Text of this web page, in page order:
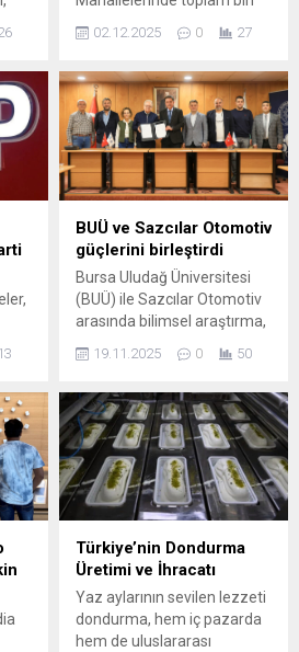
6
570 metrekarelik alana
kurulu 3 iş yerini yıkarak,
Nilüfer Belediyesi, kent
estetiğini bozan kaçak
yapılarla mücadelesini
tavizsiz sürdürüyor. Saha
çalışmalarının yanı sıra
vatandaş ihbarlarını
değerlendiren ekipler, yasal
süreçler kapsamındaki
yaptırımları tavizsiz
uyguluyor. ​Kaçak olduğu
tespit edilen ve...
02.12.2025 0 27
BUÜ ve Sazcılar Otomotiv
güçlerini birleştirdi
Bursa Uludağ Üniversitesi
(BUÜ) ile Sazcılar Otomotiv
arasında bilimsel araştırma,
alanlarında ortak çalışmalar
tanıyacak bir işbirliği
protokolü imzalandı.
Rektörlük B Salonu’nda
gerçekleştirilen törene;
Rektör Yardımcısı Prof. Dr.
İrfan Kırıştıoğlu, Mühendislik
Fakültesi Dekanı Prof. Dr.
Adem Akpınar, Sazcılar
Başkanı Hüseyin Sazcılar,
Makine Mühendisliği...
19.11.2025 0 50
Türkiye’nin Dondurma
Üretimi ve İhracatı
Yaz aylarının sevilen lezzeti
dondurma, hem iç pazarda
hem de uluslararası